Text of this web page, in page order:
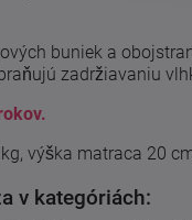
buniek a
zadržiavaniu
výška matraca 20
v kategóriách: